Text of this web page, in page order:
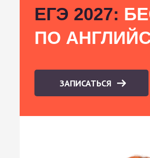
ЕГЭ 2027:
ПО
ЗАПИСАТЬСЯ